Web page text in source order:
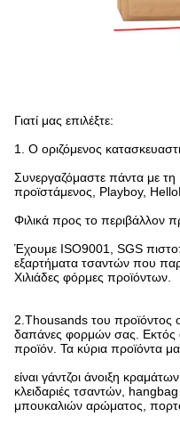
Γιατί μας επιλέξτε:
1. Ο οριζόμενος
Συνεργαζόμαστε πάντα με
προϊστάμενος, Playboy,
Φιλικά προς το περιβάλλον
Έχουμε ISO9001, SGS
εξαρτήματα τσαντών που
Χιλιάδες φόρμες προϊόντων.
2.Thousands του προϊόντος
δαπάνες φορμών σας. Εκτός
προϊόν. Τα κύρια προϊόντα
είναι γάντζοι άνοιξη
κλειδαριές τσαντών,
μπουκαλιών αρώματος,